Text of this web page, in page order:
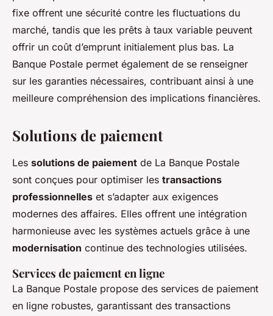
fixe offrent une sécurité contre les fluctuations du
marché, tandis que les prêts à taux variable peuvent
offrir un coût d’emprunt initialement plus bas. La
Banque Postale permet également de se renseigner
sur les garanties nécessaires, contribuant ainsi à une
meilleure compréhension des implications financières.
Solutions de paiement
Les solutions de paiement de La Banque Postale
sont conçues pour optimiser les transactions
professionnelles et s’adapter aux exigences
modernes des affaires. Elles offrent une intégration
harmonieuse avec les systèmes actuels grâce à une
modernisation continue des technologies utilisées.
Services de paiement en ligne
La Banque Postale propose des services de paiement
en ligne robustes, garantissant des transactions